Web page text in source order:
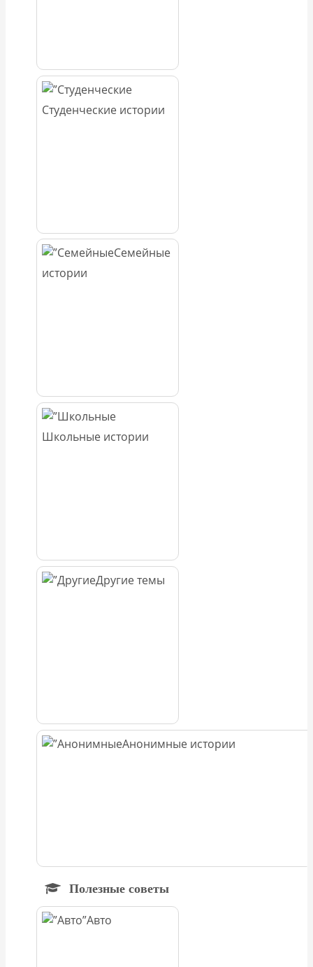
Студенческие истории
Семейные
истории
Школьные истории
Другие темы
Анонимные истории
Полезные советы
Авто